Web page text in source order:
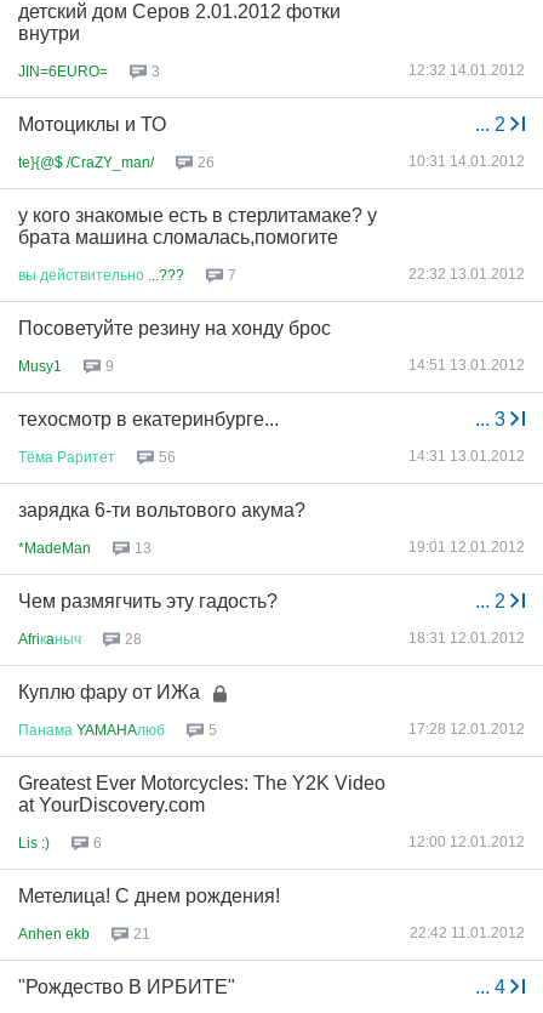
детский дом Серов 2.01.2012 фотки
внутри
JIN=6EURO= 3 12:32 14.01.2012
... 2
Мотоциклы и ТО
te}{@$ /CraZY_man/ 26 10:31 14.01.2012
у кого знакомые есть в стерлитамаке? у
брата машина сломалась,помогите
вы действительно ...??? 7 22:32 13.01.2012
Посоветуйте резину на хонду брос
Musy1 9 14:51 13.01.2012
... 3
техосмотр в екатеринбурге...
Тёма Раритет 56 14:31 13.01.2012
зарядка 6-ти вольтового акума?
*MadeMan 13 19:01 12.01.2012
... 2
Чем размягчить эту гадость?
Afriкaныч 28 18:31 12.01.2012
Куплю фару от ИЖа
Панама YAMAHAлюб 5 17:28 12.01.2012
Greatest Ever Motorcycles: The Y2K Video
at YourDiscovery.com
Lis :) 6 12:00 12.01.2012
Метелица! С днем рождения!
Anhen ekb 21 22:42 11.01.2012
... 4
"Рождество В ИРБИТЕ"